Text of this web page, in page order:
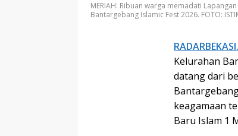
MERIAH: Ribuan warga memadati
Bantargebang Islamic Fest 2026. FOTO:
Kelurahan
datang dari
keagamaan
Baru Islam 1